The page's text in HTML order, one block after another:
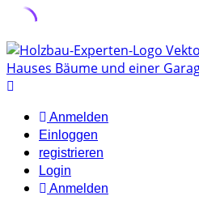
Skip
to
content
Anmelden
Einloggen
registrieren
Login
Anmelden